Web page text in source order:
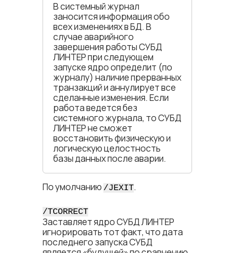
В системный журнал
заносится информация обо
всех изменениях в БД. В
случае аварийного
завершения работы СУБД
ЛИНТЕР при следующем
запуске ядро определит (по
журналу) наличие прерванных
транзакций и аннулирует все
сделанные изменения. Если
работа ведется без
системного журнала, то СУБД
ЛИНТЕР не сможет
восстановить физическую и
логическую целостность
базы данных после аварии.
По умолчанию /JEXIT.
/TCORRECT
Заставляет ядро СУБД ЛИНТЕР
игнорировать тот факт, что дата
последнего запуска СУБД